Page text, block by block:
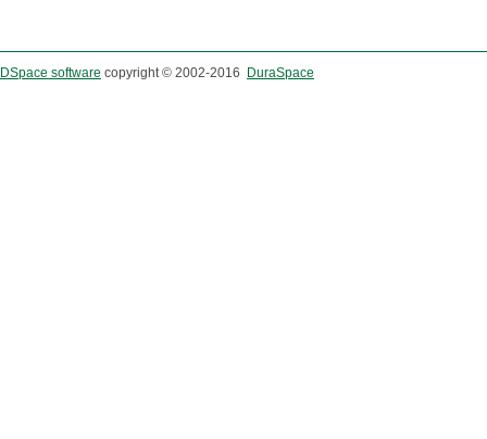
DSpace software copyright © 2002-2016 DuraSpace